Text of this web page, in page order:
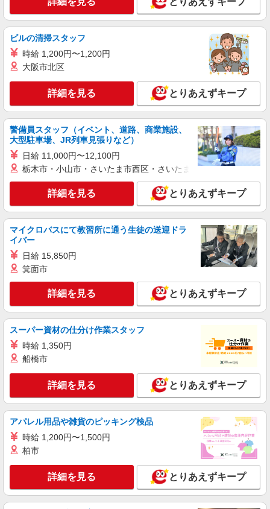
パーソルテンプスタッフ株式会社 中部コーディネートセンター二課
（刈谷）/26-0615534
10月開始★＜20〜30代就業中＞事務初めてか
らチャレンジOK♪質問しやすい★
時給1450円
愛知県知立市／最寄駅：三河知立駅、牛田（愛
知県）駅 ●豊明・緑区・豊田・安城・大府など
からも通勤便利です ≪車通勤可≫ ■無料駐車場
キープ 詳細を見る
紹介予定派遣
パーソルテンプスタッフ株式会社 中部コーディネートセンター二課
（刈谷）/26-0500518
［直接雇用めざせる］引継ぎあり☆車通勤
OK◎ショールーム接客業務★
時給1600円
愛知県知立市／最寄駅：牛田（愛知県）駅
≪車通勤可≫
キープ 詳細を見る
パーソルテンプスタッフ株式会社 中部コーディネートセンター二課
（刈谷）/26-0609520
＜ここから事務デビュー◎＞テンプの先輩も未
経験から♪カンタン業務☆
愛知県知立市／最寄駅：三河知立駅、牛田（愛
知県）駅 ●豊明・緑区・豊田・安城・大府など
からも通勤便利です ≪車通勤可≫ ■無料駐車場
あり
詳細を見る
派遣社員
パーソルテンプスタッフ株式会社 中部コーディネートセンター二課
（刈谷）/26-0592268
未経験OK★＼総務部門のサポート事務／入力
からスタートできる事務
時給1500円
ビルの清掃スタッフ
時給 1,200円〜1,200円
大阪市北区
詳細を見る とりあえずキープ
警備員スタッフ（イベント、道路、商業施設、
大型駐車場、JR列車見張りなど）
日給 11,000円〜12,100円
栃木市・小山市・さいたま市西区・さいたま市岩槻区・久喜市・
詳細を見る とりあえずキープ
マイクロバスにて教習所に通う生徒の送迎ドラ
イバー
日給 15,850円
箕面市
詳細を見る とりあえずキープ
スーパー資材の仕分け作業スタッフ
時給 1,350円
船橋市
詳細を見る とりあえずキープ
アパレル用品や雑貨のピッキング検品
時給 1,200円〜1,500円
柏市
詳細を見る とりあえずキープ